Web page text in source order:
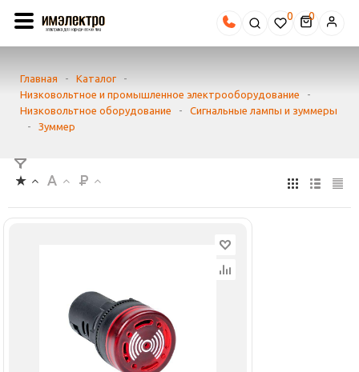
0
Главная - Каталог
-
Низковольтное и промышленное электрооборудование
-
Низковольтное оборудование
-
Сигнальные лампы и зуммеры
-
Зуммер